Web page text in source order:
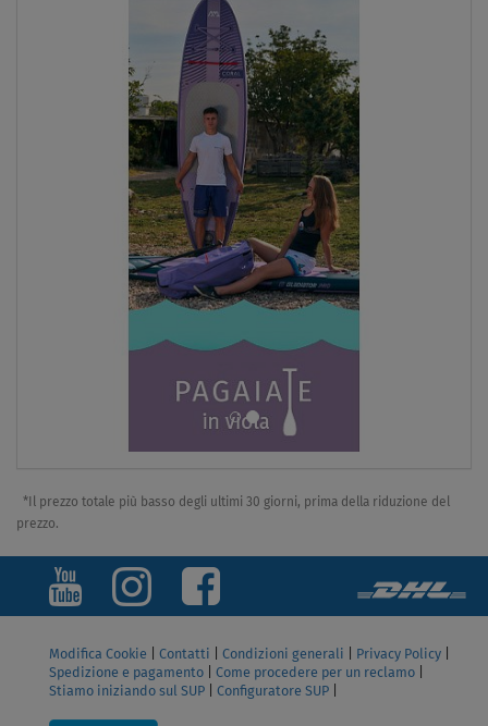
SCHERMO
*Il prezzo totale più basso degli ultimi 30 giorni, prima della riduzione del
prezzo.
Modifica Cookie Contatti Condizioni generali Privacy Policy
Spedizione e pagamento
Come procedere per un reclamo
Stiamo iniziando sul SUP
Configuratore SUP